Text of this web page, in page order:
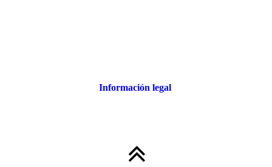
Información legal